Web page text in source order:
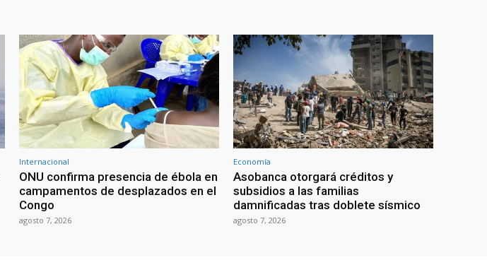
Internacional
ONU confirma presencia de ébola en
campamentos de desplazados en el
Congo
agosto 7, 2026
Economía
Asobanca otorgará créditos y
subsidios a las familias
damnificadas tras doblete sísmico
agosto 7, 2026